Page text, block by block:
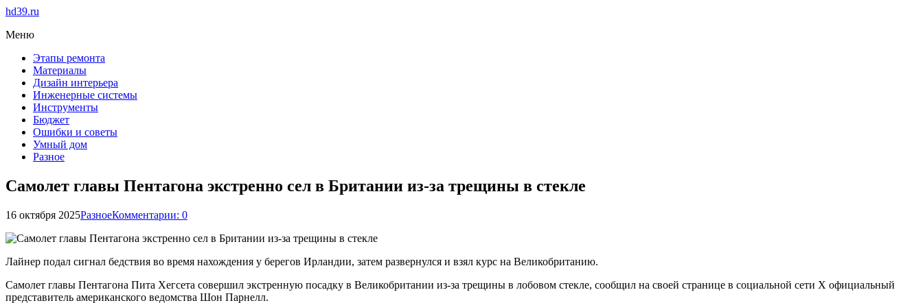
hd39.ru
Меню
Этапы ремонта
Материалы
Дизайн интерьера
Инженерные системы
Инструменты
Бюджет
Ошибки и советы
Умный дом
Разное
Самолет главы Пентагона экстренно сел в Британии из-за трещины в стекле
16 октября 2025РазноеКомментарии: 0
Лайнер подал сигнал бедствия во время нахождения у берегов Ирландии, затем развернулся и взял курс на Великобританию.
Самолет главы Пентагона Пита Хегсета совершил экстренную посадку в Великобритании из-за трещины в лобовом стекле, сообщил на своей странице в социальной сети Х официальный
представитель американского ведомства Шон Парнелл.